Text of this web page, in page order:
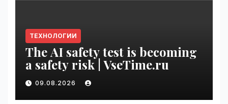
ТЕХНОЛОГИИ
The AI safety test is becoming
a safety risk | VseTime.ru
09.08.2026